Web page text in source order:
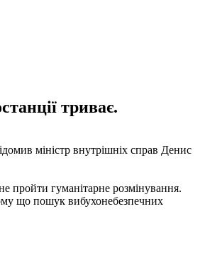
триває.
міністр внутрішніх справ Денис
пройти гуманітарне розмінування.
що пошук вибухонебезпечних